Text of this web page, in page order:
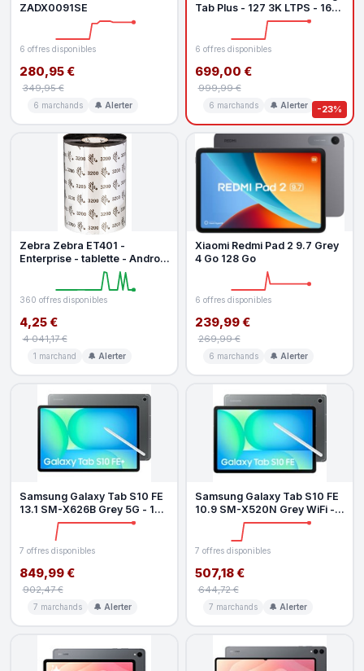
ZADX0091SE
6 offres disponibles
280,95 €
349,95 €
6 marchands 🔔 Alerter -23%
Tab Plus - 127 3K LTPS - 16
Go RAM - Stockage 256 G
6 offres disponibles
699,00 €
999,99 €
6 marchands 🔔 Alerter
Zebra Zebra ET401 -
Enterprise - tablette - Android
360 offres disponibles
4,25 €
4 041,17 €
1 marchand 🔔 Alerter
Xiaomi Redmi Pad 2 9.7 Grey
4 Go 128 Go
6 offres disponibles
239,99 €
269,99 €
6 marchands 🔔 Alerter
Samsung Galaxy Tab S10 FE
13.1 SM-X626B Grey 5G - 128
Go - 8 Go
7 offres disponibles
849,99 €
902,47 €
7 marchands 🔔 Alerter
Samsung Galaxy Tab S10 FE
10.9 SM-X520N Grey WiFi -
128 Go - 8 Go
7 offres disponibles
507,18 €
644,72 €
7 marchands 🔔 Alerter